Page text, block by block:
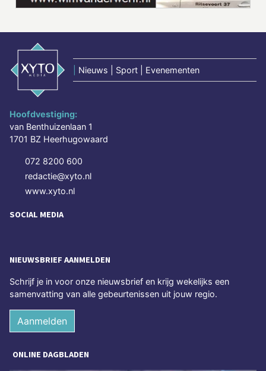
Nieuws | Sport | Evenementen
Hoofdvestiging:
van Benthuizenlaan 1
1701 BZ Heerhugowaard
072 8200 600
redactie@xyto.nl
www.xyto.nl
SOCIAL MEDIA
NIEUWSBRIEF AANMELDEN
Schrijf je in voor onze nieuwsbrief en krijg wekelijks een
samenvatting van alle gebeurtenissen uit jouw regio.
Aanmelden
ONLINE DAGBLADEN